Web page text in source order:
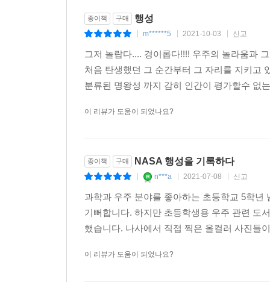
종이책 구매 행성
m******5 2021-10-03 신고
그저 놀랍다.... 경이롭다!!!! 우주의 놀라움과
처음 탄생했던 그 순간부터 그 자리를 지키고
분류된 명왕성 까지 감히 인간이 평가할수 없
이 리뷰가 도움이 되었나요?
종이책 구매 NASA 행성을 기록하다
n***a 2021-07-08 신고
과학과 우주 분야를 좋아하는 초등학교 5학
기뻐합니다. 하지만 초등학생용 우주 관련 도
했습니다. 나사에서 직접 찍은 올컬러 사진들
이 리뷰가 도움이 되었나요?